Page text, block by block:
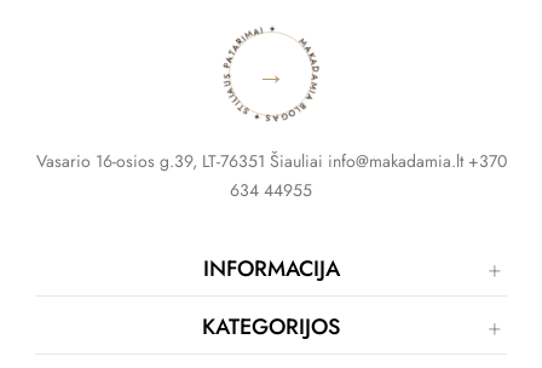
MAKADAMIA BLOGAS ✦ STILIAUS PATARIMAI ✦
→
Vasario 16-osios g.39, LT-76351 Šiauliai info@makadamia.lt +370
634 44955
INFORMACIJA
KATEGORIJOS